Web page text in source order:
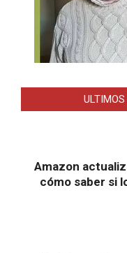
Amazon
cómo saber si